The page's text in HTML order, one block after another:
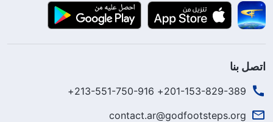
اتصل بنا
201-153-829-389+ 213-551-750-916+
contact.ar@godfootsteps.org